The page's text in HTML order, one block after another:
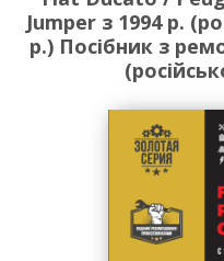
Jumper з 1994 р.
р.) Посібник з